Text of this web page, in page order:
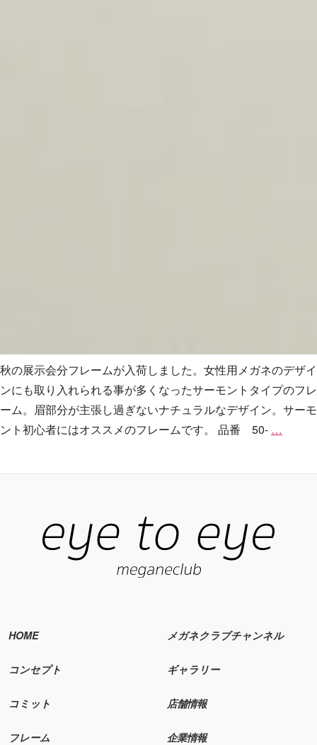
秋の展示会分フレームが入荷しました。女性用メガネのデザイ
ンにも取り入れられる事が多くなったサーモントタイプのフレ
ーム。眉部分が主張し過ぎないナチュラルなデザイン。サーモ
ント初心者にはオススメのフレームです。 品番 50- …
HOME
コンセプト
コミット
フレーム
メガネクラブチャンネル
ギャラリー
店舗情報
企業情報